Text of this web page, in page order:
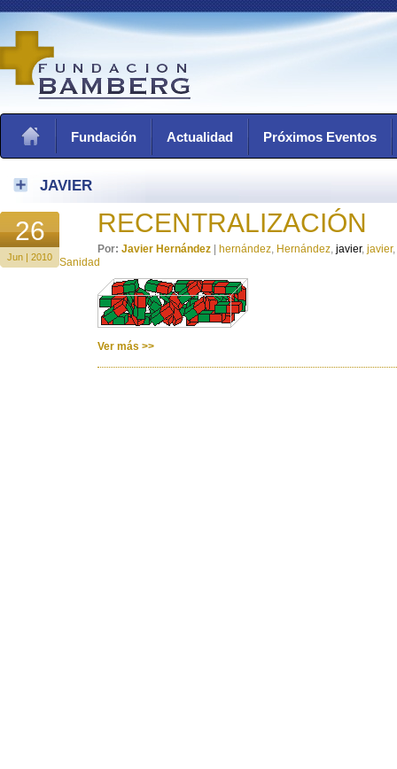
Fundación Actualidad Próximos Eventos
JAVIER
26
Jun | 2010
RECENTRALIZACIÓN
Por: Javier Hernández hernández, Hernández, javier, javier,
Sanidad
Ver más >>